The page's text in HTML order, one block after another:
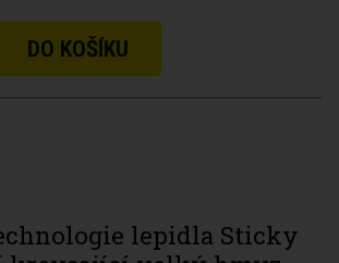
lepidla Sticky